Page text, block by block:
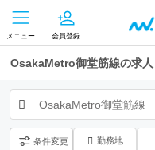
メニュー 会員登録
OsakaMetro御堂筋線の求
OsakaMetro御堂筋線
条件変更 勤務地